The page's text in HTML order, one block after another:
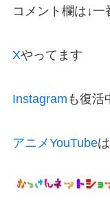
コメント欄は↓一
Xやってます
Instagram も復活
アニメYouTube